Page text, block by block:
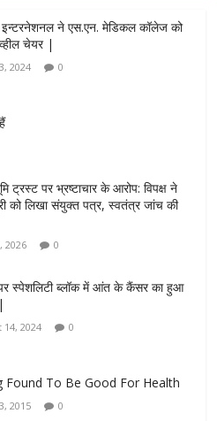
ने एस.एन. मेडिकल कॉलेज को
चेयर |
2024 0
ट्रस्ट पर भ्रष्टाचार के आरोप: विपक्ष ने
को लिखा संयुक्त पत्र, स्वतंत्र जांच की
2026 0
स्पेशलिटी ब्लॉक में आंत के कैंसर का हुआ
14, 2024 0
Found To Be Good For Health
2015 0